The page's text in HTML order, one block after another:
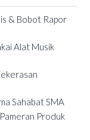
& Bobot Rapor
Alat Musik
Sahabat SMA
Produk